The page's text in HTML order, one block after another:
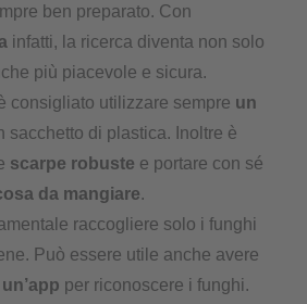
ben preparato. Con
infatti, la ricerca diventa non solo
più piacevole e sicura.
consigliato utilizzare sempre un
sacchetto di plastica. Inoltre è
scarpe robuste e portare con sé
da mangiare.
raccogliere solo i funghi
Può essere utile anche avere
per riconoscere i funghi.